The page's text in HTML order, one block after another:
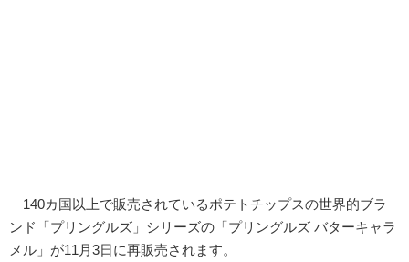
140カ国以上で販売されているポテトチップスの世界的ブラ
ンド「プリングルズ」シリーズの「プリングルズ バターキャラ
メル」が11月3日に再販売されます。